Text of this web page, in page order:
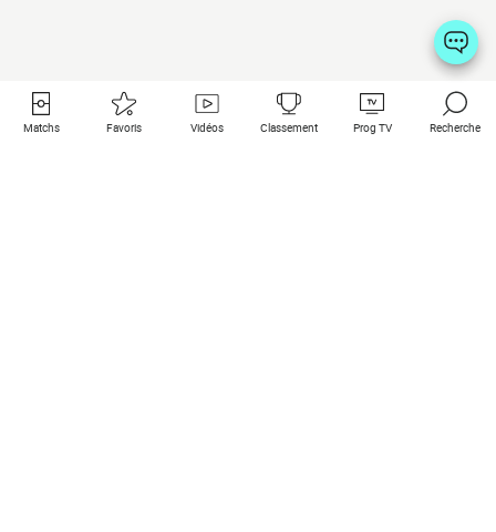
Matchs Favoris Vidéos Classement Prog TV Recherche